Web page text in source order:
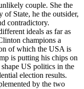
couple. She the
of State, he the outsider,
contradictory.
ideals as far as
champions a
of which the USA is
is putting his chips on
US politics in the
election results.
by the two